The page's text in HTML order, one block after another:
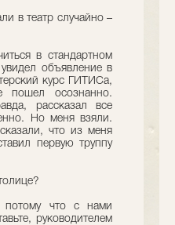
в театр случайно –
в стандартном
объявление в
курс ГИТИСа,
пошел осознанно.
рассказал все
Но меня взяли.
что из меня
первую труппу
что с нами
руководителем